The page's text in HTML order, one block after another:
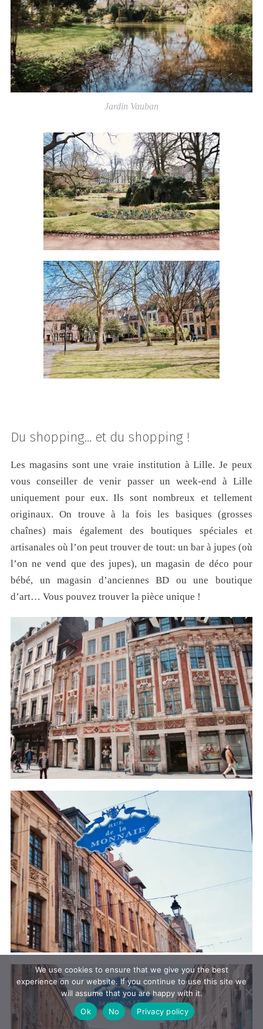
Jardin Vauban
Du shopping… et du shopping !
Les magasins sont une vraie institution à Lille. Je peux
vous conseiller de venir passer un week-end à Lille
uniquement pour eux. Ils sont nombreux et tellement
originaux. On trouve à la fois les basiques (grosses
chaînes) mais également des boutiques spéciales et
artisanales où l’on peut trouver de tout: un bar à jupes (où
l’on ne vend que des jupes), un magasin de déco pour
bébé, un magasin d’anciennes BD ou une boutique
d’art… Vous pouvez trouver la pièce unique !
We use cookies to ensure that we give you the best
experience on our website. If you continue to use this site we
will assume that you are happy with it.
Ok
No Privacy policy